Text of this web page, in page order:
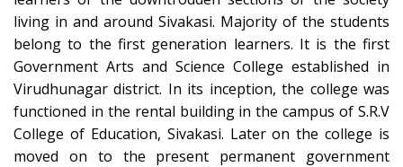
living in and around Sivakasi. Majority of the students
belong to the first generation learners. It is the first
Government Arts and Science College established in
Virudhunagar district. In its inception, the college was
functioned in the rental building in the campus of S.R.V
College of Education, Sivakasi. Later on the college is
moved on to the present permanent government